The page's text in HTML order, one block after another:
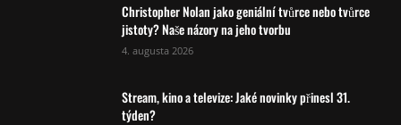
Christopher Nolan jako geniální tvůrce nebo tvůrce
jistoty? Naše názory na jeho tvorbu
4. augusta 2026
Stream, kino a televize: Jaké novinky přinesl 31.
týden?